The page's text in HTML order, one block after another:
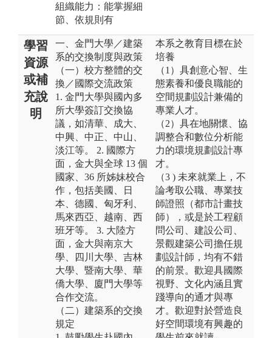
組織能力：能掌握細
節、依規則有
學習
資源
或補
充說
明
一、金門大學／建築
系的交換制度與政策
（一）校方整體的交
換／國際交流政策
1. 金門大學與國內多
所大學簽訂交換協
議，如清華、成大、
中興、中正、中山、
淡江等。 2. 國際方
面，金大與全球 13 個
國家、36 所姊妹校合
作，包括美國、日
本、德國、匈牙利、
馬來西亞、越南、西
班牙等。 3. 大陸方
面，金大與南京大
學、四川大學、吉林
大學、暨南大學、華
僑大學、廈門大學等
合作交流。
（二）建築系的交換
規定
本系之教育目標在於
培養
（1）具創意心智、生
態素養和優良職能的
空間規劃設計兼備的
專業人才。
（2）具在地關懷、協
調整合和數位分析能
力的環境規劃設計專
才。
（3 ) 未來就業上，不
論考取公職、專業技
師證照（都市計畫技
師），或是於工程顧
問公司、建設公司、
景觀建築公司擔任規
劃設計師，均有不錯
的前景。歡迎具國際
視野、文化內涵且實
踐導向的通才與專
才。歡迎對於營造良
好空間環境有興趣的